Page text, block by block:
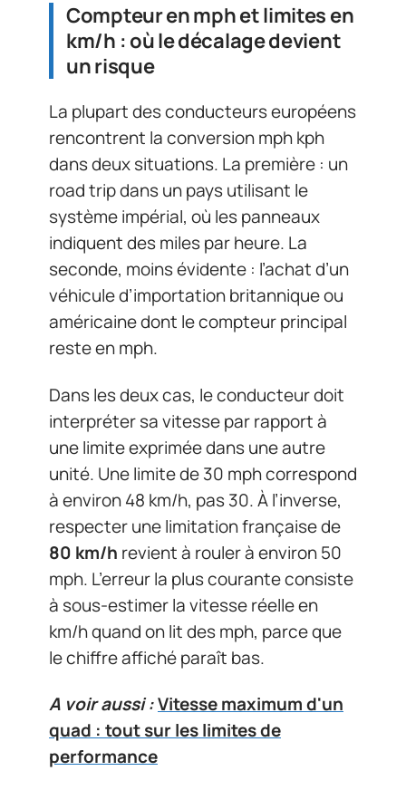
Compteur en mph et limites en
km/h : où le décalage devient
un risque
La plupart des conducteurs européens
rencontrent la conversion mph kph
dans deux situations. La première : un
road trip dans un pays utilisant le
système impérial, où les panneaux
indiquent des miles par heure. La
seconde, moins évidente : l’achat d’un
véhicule d’importation britannique ou
américaine dont le compteur principal
reste en mph.
Dans les deux cas, le conducteur doit
interpréter sa vitesse par rapport à
une limite exprimée dans une autre
unité. Une limite de 30 mph correspond
à environ 48 km/h, pas 30. À l’inverse,
respecter une limitation française de
80 km/h revient à rouler à environ 50
mph. L’erreur la plus courante consiste
à sous-estimer la vitesse réelle en
km/h quand on lit des mph, parce que
le chiffre affiché paraît bas.
A voir aussi :Vitesse maximum d'un
quad : tout sur les limites de
performance